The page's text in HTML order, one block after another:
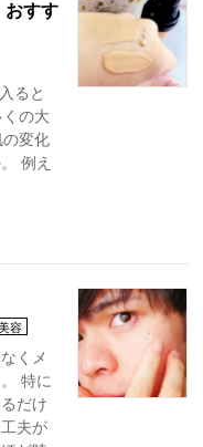
すす
ると
の大
の変化
例え
容
くメ
特に
だけ
夫が